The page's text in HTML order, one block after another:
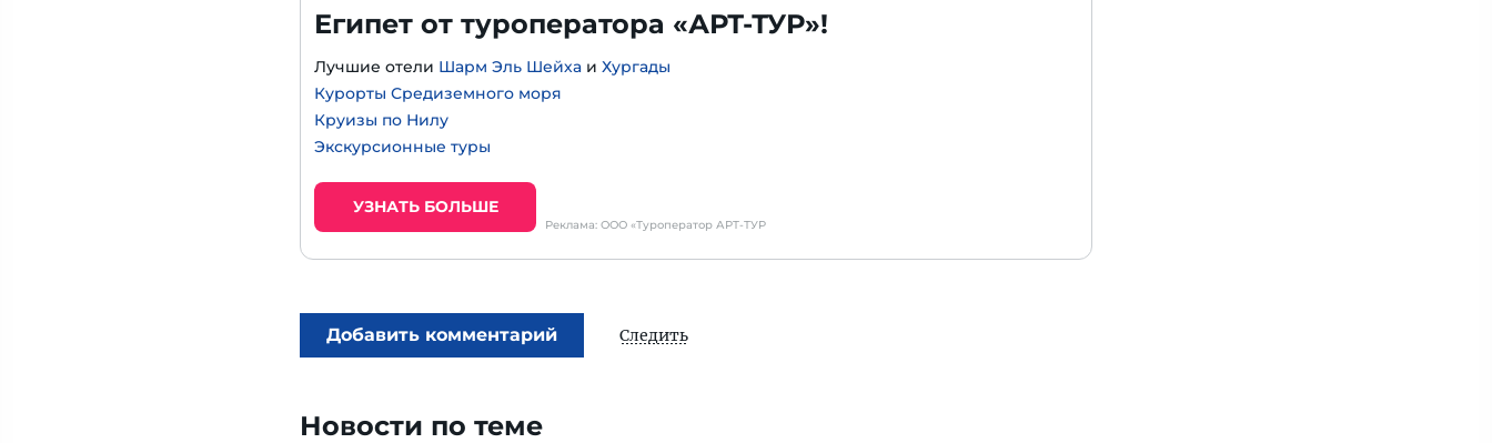
Египет от туроператора «АРТ-ТУР»!
Лучшие отели Шарм Эль Шейха и Хургады
Курорты Средиземного моря
Круизы по Нилу
Экскурсионные туры
УЗНАТЬ БОЛЬШЕ
Реклама: ООО «Туроператор АРТ-ТУР
Добавить комментарий Следить
Новости по теме